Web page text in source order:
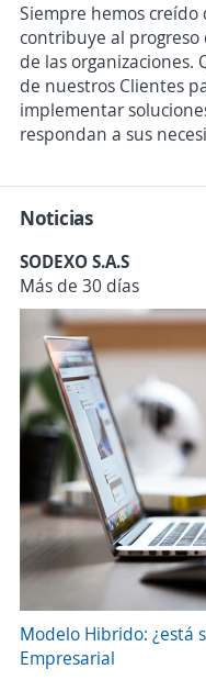
Siempre hemos
contribuye al progreso
de las organizaciones.
de nuestros Clientes
implementar
respondan a sus
Noticias
SODEXO S.A.S
Más de 30 días
Modelo Hibrido:
Empresarial